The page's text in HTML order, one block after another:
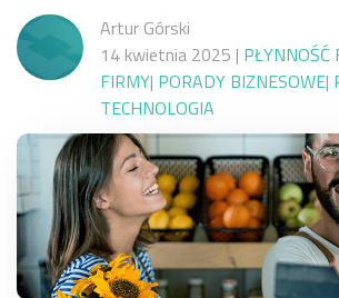
Artur Górski
14 kwietnia 2025 | PŁYNNOŚĆ
FIRMY| PORADY BIZNESOWE|
TECHNOLOGIA